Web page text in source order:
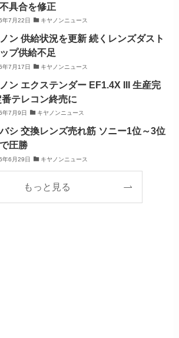
具合を修正
年7月22日 キヤノンニュース
ン 供給状況を更新 続くレンズダスト
プ供給不足
年7月17日 キヤノンニュース
ン エクステンダー EF1.4X III 生産完
番テレコン終売に
年7月9日 キヤノンニュース
シ 交換レンズ売れ筋 ソニー1位～3位
圧勝
年6月29日 キヤノンニュース
もっと見る